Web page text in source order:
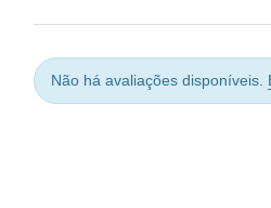
Não há avaliações disponíveis.